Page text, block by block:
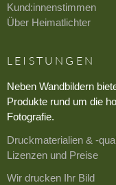
Kund:innenstimmen
Über Heimatlichter
LEISTUNGEN
Neben Wandbildern
Produkte rund um die
Fotografie.
Druckmaterialien & -
Lizenzen und Preise
Wir drucken Ihr Bild